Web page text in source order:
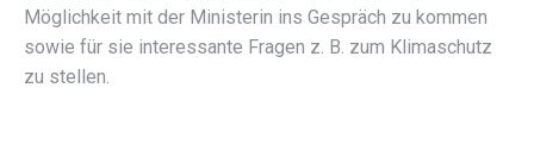
Möglichkeit mit der Ministerin ins Gespräch zu kommen
sowie für sie interessante Fragen z. B. zum Klimaschutz
zu stellen.